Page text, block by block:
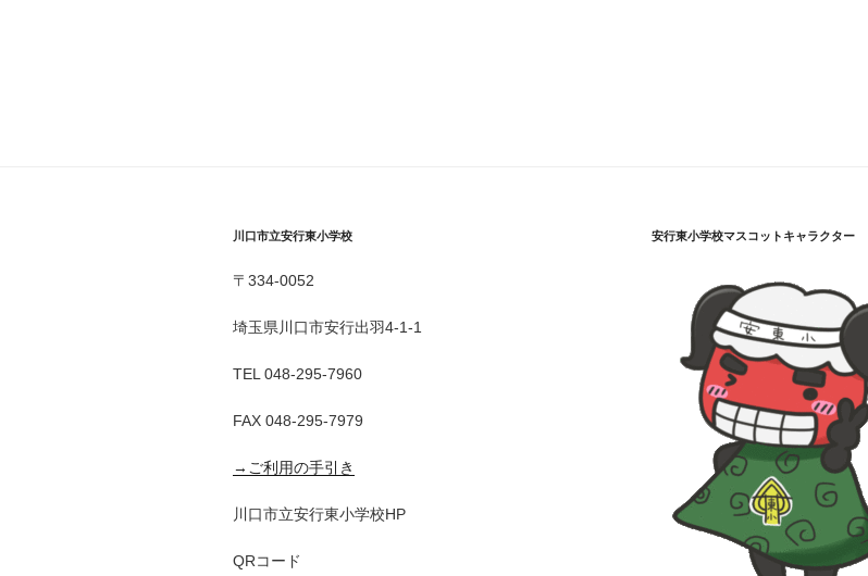
川口市立安行東小学校
〒334-0052
埼玉県川口市安行出羽4-1-1
TEL 048-295-7960
FAX 048-295-7979
→ご利用の手引き
川口市立安行東小学校HP
QRコード
安行東小学校マスコットキャラクター